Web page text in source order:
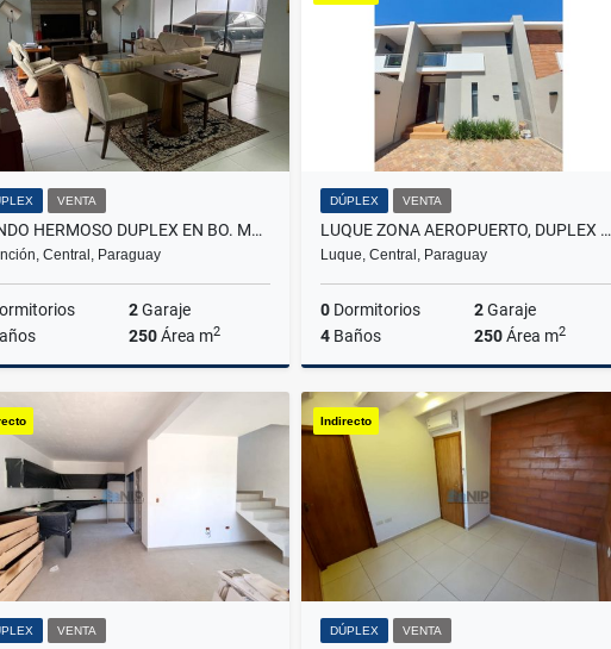
VENTA
VENDO HERMOSO DUPLEX EN BO. MBURUCUYA TOTALMENTE EQUIPADO
Central, Paraguay
2Garaje
250Área m2
US$340,000
DÚPLEX VENTA
LUQUE ZONA AEROPUERTO, DUPLEX A ESTRENAR EN VENTA EN CUL DE SAC.
Luque, Central, Paraguay
0 Dormitorios 2Garaje
4 Baños 250Área m2
Venta
US$210,000
VENTA
Indirecto
DÚPLEX VENTA